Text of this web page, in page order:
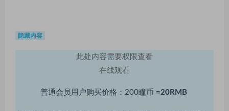
隐藏内容
此处内容需要权限查看
在线观看
普通会员用户购买价格：200瞳币 =20RMB